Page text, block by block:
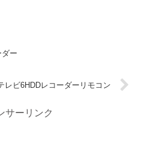
ー
レビ6HDDレコーダーリモコン
サーリンク